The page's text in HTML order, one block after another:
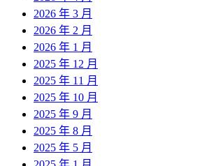
2026 年 3 月
2026 年 2 月
2026 年 1 月
2025 年 12 月
2025 年 11 月
2025 年 10 月
2025 年 9 月
2025 年 8 月
2025 年 5 月